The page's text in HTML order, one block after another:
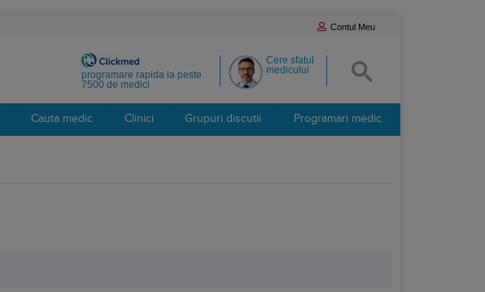
Contul Meu
Cere sfatul
medicului
programare rapida la peste
7500 de medici
Cauta medic Clinici Grupuri discutii Programari medic